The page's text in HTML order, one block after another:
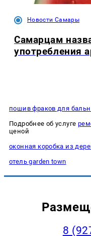
Новости Самары
Самарцам
употребления
пошив фраков для
Подробнее об услуге
ценой
оконная коробка из
отель garden town
8